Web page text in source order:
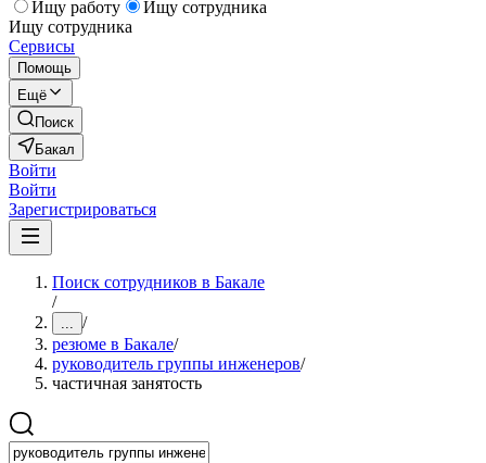
Ищу работу
Ищу сотрудника
Ищу сотрудника
Сервисы
Помощь
Ещё
Поиск
Бакал
Войти
Войти
Зарегистрироваться
Поиск сотрудников в Бакале
/
... /
резюме в Бакале/
руководитель группы инженеров/
частичная занятость